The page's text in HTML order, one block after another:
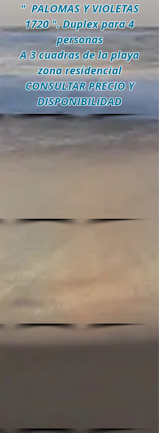
" PALOMAS Y VIOLETAS
1720 ". Duplex para 4
personas
A 3 cuadras de la playa
zona residencial
CONSULTAR PRECIO Y
DISPONIBILIDAD